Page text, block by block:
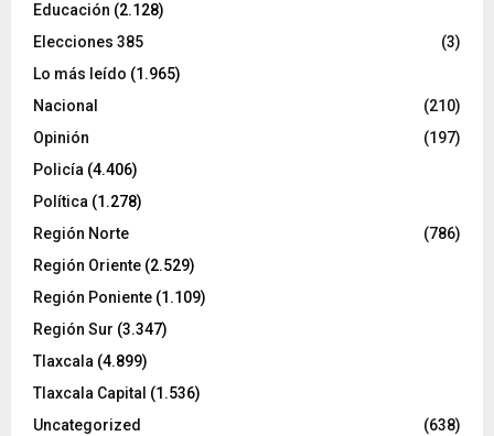
Educación (2.128)
Elecciones 385
(3)
Lo más leído (1.965)
Nacional
(210)
Opinión
(197)
Policía (4.406)
Política (1.278)
Región Norte
(786)
Región Oriente (2.529)
Región Poniente (1.109)
Región Sur (3.347)
Tlaxcala (4.899)
Tlaxcala Capital (1.536)
Uncategorized
(638)